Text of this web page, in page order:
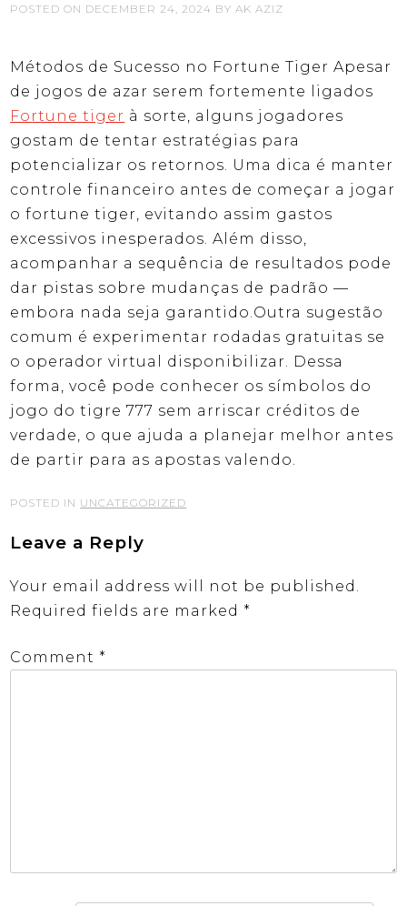
POSTED ON DECEMBER 24, 2024 BY AK AZIZ
Métodos de Sucesso no Fortune Tiger Apesar
de jogos de azar serem fortemente ligados
Fortune tiger à sorte, alguns jogadores
gostam de tentar estratégias para
potencializar os retornos. Uma dica é manter
controle financeiro antes de começar a jogar
o fortune tiger, evitando assim gastos
excessivos inesperados. Além disso,
acompanhar a sequência de resultados pode
dar pistas sobre mudanças de padrão —
embora nada seja garantido.Outra sugestão
comum é experimentar rodadas gratuitas se
o operador virtual disponibilizar. Dessa
forma, você pode conhecer os símbolos do
jogo do tigre 777 sem arriscar créditos de
verdade, o que ajuda a planejar melhor antes
de partir para as apostas valendo.
POSTED IN UNCATEGORIZED
Leave a Reply
Your email address will not be published.
Required fields are marked *
Comment *